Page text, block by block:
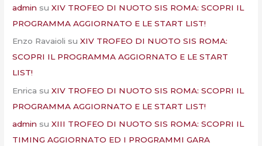
admin suXIV TROFEO DI NUOTO SIS ROMA: SCOPRI IL
PROGRAMMA AGGIORNATO E LE START LIST!
Enzo Ravaioli suXIV TROFEO DI NUOTO SIS ROMA:
SCOPRI IL PROGRAMMA AGGIORNATO E LE START
LIST!
Enrica suXIV TROFEO DI NUOTO SIS ROMA: SCOPRI IL
PROGRAMMA AGGIORNATO E LE START LIST!
admin suXIII TROFEO DI NUOTO SIS ROMA: SCOPRI IL
TIMING AGGIORNATO ED I PROGRAMMI GARA